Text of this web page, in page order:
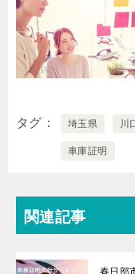
タグ 埼玉県 川
車庫証明
関連記事
春日部